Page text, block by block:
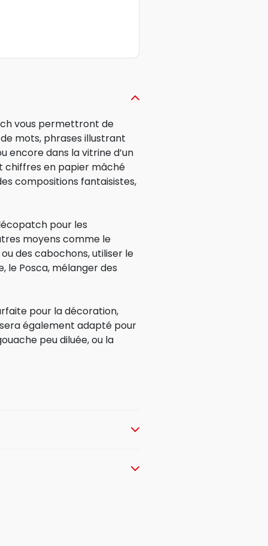
vous permettront de
mots, phrases illustrant
encore dans la vitrine d’un
chiffres en papier mâché
compositions fantaisistes,
pour les
moyens comme le
des cabochons, utiliser le
le Posca, mélanger des
pour la décoration,
également adapté pour
peu diluée, ou la